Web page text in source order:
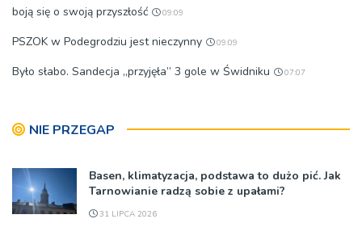
boją się o swoją przyszłość
09:09
PSZOK w Podegrodziu jest nieczynny 09:09
Było słabo. Sandecja „przyjęła” 3 gole w Świdniku 07:07
NIE PRZEGAP
Basen, klimatyzacja, podstawa to dużo pić. Jak
Tarnowianie radzą sobie z upałami?
31 LIPCA 2026